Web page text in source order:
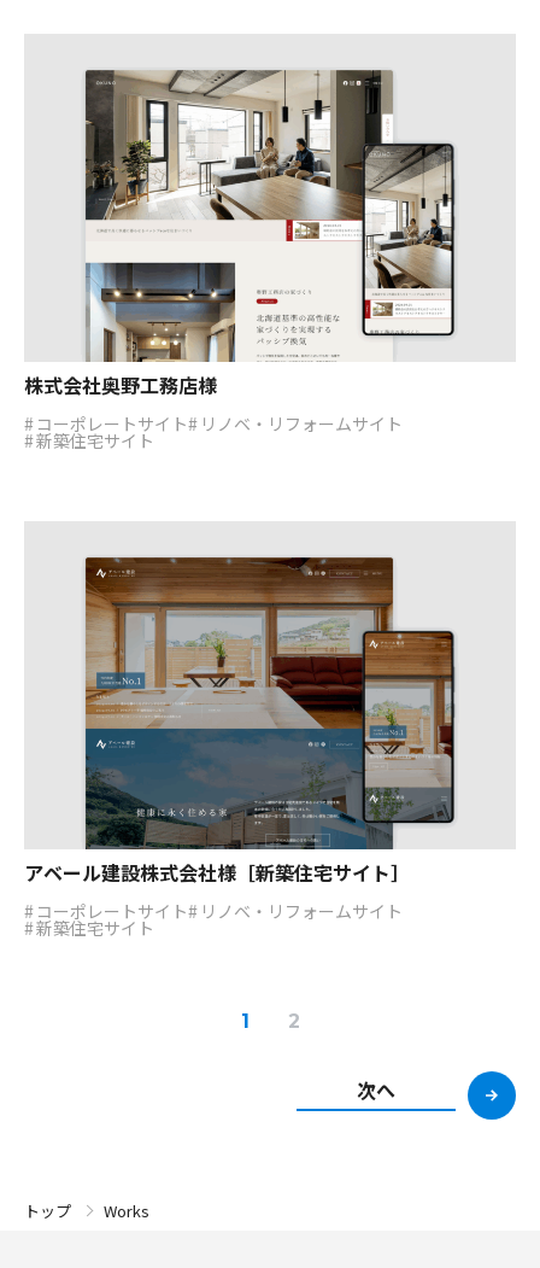
株式会社奥野工務店様
コーポレートサイト リノベ・リフォームサイト
新築住宅サイト
アベール建設株式会社様［新築住宅サイト］
コーポレートサイト リノベ・リフォームサイト
新築住宅サイト
1 2
次へ
トップ Works